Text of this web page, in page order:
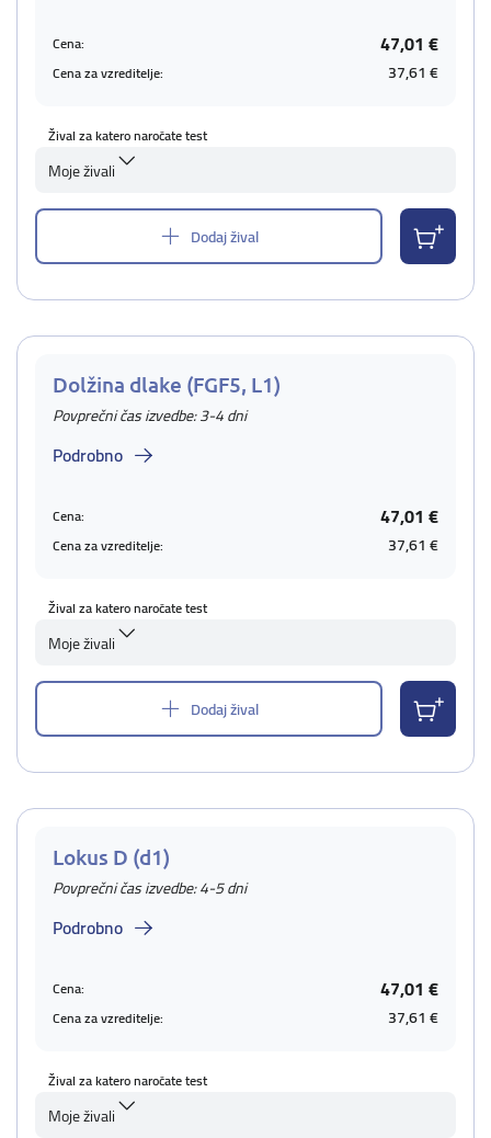
Cena: 47,01 €
Cena za vzreditelje: 37,61 €
Žival za katero naročate test
Moje živali
Dodaj žival
Dolžina dlake (FGF5, L1)
Povprečni čas izvedbe: 3-4 dni
Podrobno
Cena: 47,01 €
Cena za vzreditelje: 37,61 €
Žival za katero naročate test
Moje živali
Dodaj žival
Lokus D (d1)
Povprečni čas izvedbe: 4-5 dni
Podrobno
Cena: 47,01 €
Cena za vzreditelje: 37,61 €
Žival za katero naročate test
Moje živali